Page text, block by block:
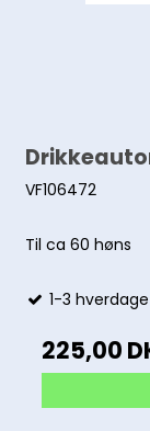
VF106472
Til ca 60 høns
1-3 hverdage
225,00